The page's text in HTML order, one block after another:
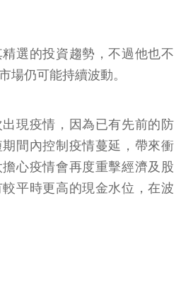
選的投資趨勢，不過他也不
場仍可能持續波動。
現疫情，因為已有先前的防
間內控制疫情蔓延，帶來衝
心疫情會再度重擊經濟及股
平時更高的現金水位，在波